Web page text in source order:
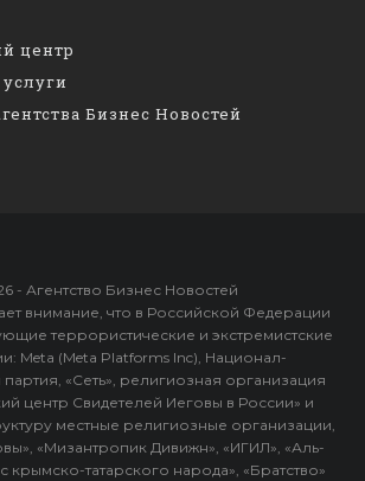
центр
Бизнес Новостей
- Агентство Бизнес Новостей
внимание, что в Российской Федерации
террористические и экстремистские
Meta (Meta Platforms Inc), Национал-
«Сеть», религиозная организация
центр Свидетелей Иеговы в России» и
местные религиозные организации,
«Мизантропик Дивижн», «ИГИЛ», «Аль-
крымско-татарского народа», «Братство»